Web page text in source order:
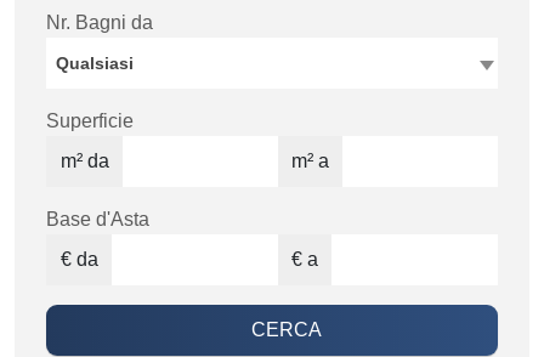
Nr. Bagni da
Qualsiasi
Superficie
m² da
m² a
Base d'Asta
€ da
€ a
CERCA